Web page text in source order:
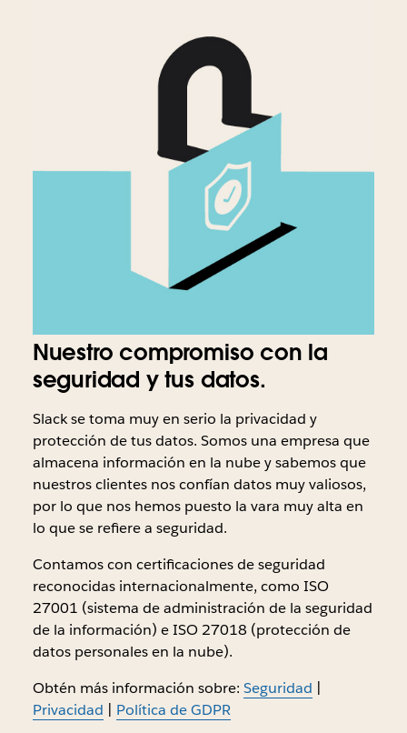
Nuestro compromiso con la
seguridad y tus datos.
Slack se toma muy en serio la privacidad y
protección de tus datos. Somos una empresa que
almacena información en la nube y sabemos que
nuestros clientes nos confían datos muy valiosos,
por lo que nos hemos puesto la vara muy alta en
lo que se refiere a seguridad.
Contamos con certificaciones de seguridad
reconocidas internacionalmente, como ISO
27001 (sistema de administración de la seguridad
de la información) e ISO 27018 (protección de
datos personales en la nube).
Obtén más información sobre: Seguridad |
Privacidad | Política de GDPR